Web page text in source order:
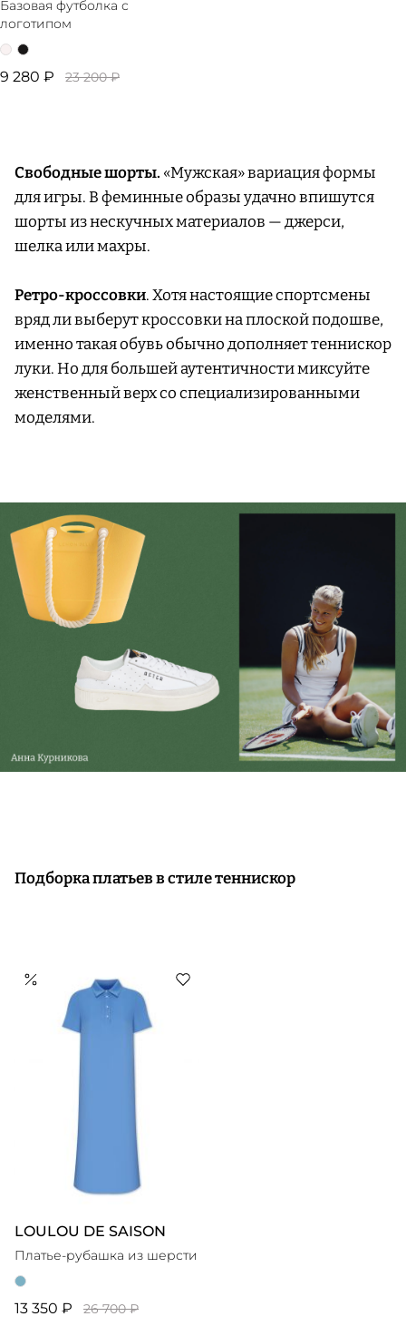
Базовая футболка с
логотипом
9 280 ₽ 23 200 ₽
Свободные шорты. «Мужская» вариация формы
для игры. В феминные образы удачно впишутся
шорты из нескучных материалов — джерси,
шелка или махры.
Ретро-кроссовки. Хотя настоящие спортсмены
вряд ли выберут кроссовки на плоской подошве,
именно такая обувь обычно дополняет теннискор
луки. Но для большей аутентичности миксуйте
женственный верх со специализированными
моделями.
Подборка платьев в стиле теннискор
LOULOU DE SAISON
Платье-рубашка из шерсти
13 350 ₽ 26 700 ₽